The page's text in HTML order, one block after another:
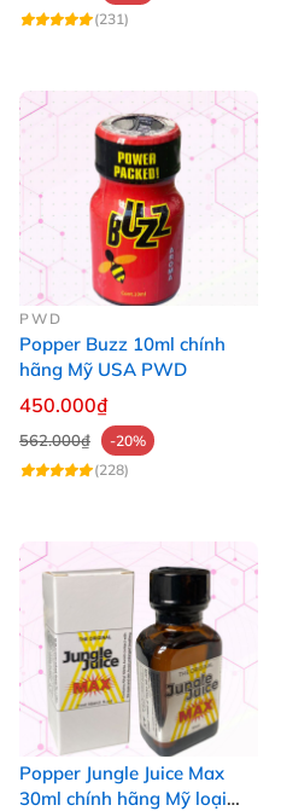
(231)
PWD
Popper Buzz 10ml chính
hãng Mỹ USA PWD
450.000₫
562.000₫
-20%
(228)
Popper Jungle Juice Max
30ml chính hãng Mỹ loại